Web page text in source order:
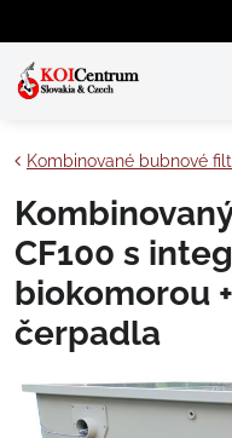
Kombinované bubnové
CF100 s
biokomorou
čerpadla